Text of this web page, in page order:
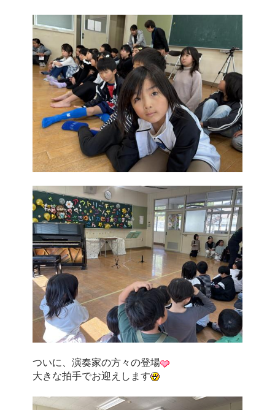
ついに、演奏家の方々の登場
大きな拍手でお迎えします